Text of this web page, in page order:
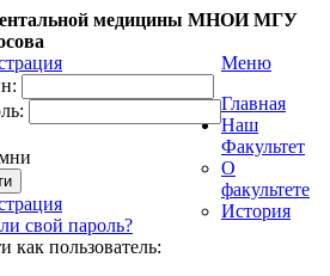
медицины МНОИ МГУ
свой пароль?
как пользователь:
Меню
Главная
Наш
Факультет
О
факультете
История